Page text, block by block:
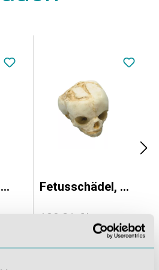
Fetusschädel, 20 Wochen Fetusschädel, 17 Wochen
189,21 €*